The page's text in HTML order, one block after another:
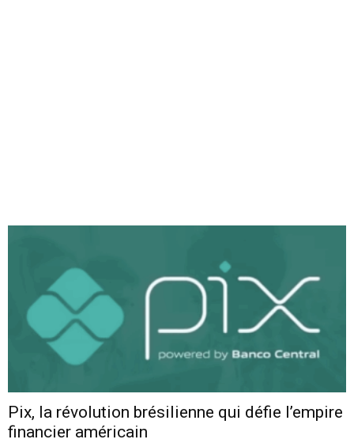
Pix, la révolution brésilienne qui défie l’empire
financier américain